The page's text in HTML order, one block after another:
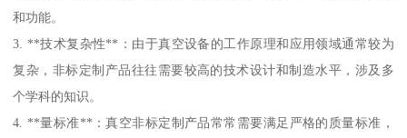
和功能。
3. **技术复杂性**：由于真空设备的工作原理和应用领域通常较为
复杂，非标定制产品往往需要较高的技术设计和制造水平，涉及多
个学科的知识。
4. **量标准**：真空非标定制产品常常需要满足严格的质量标准，